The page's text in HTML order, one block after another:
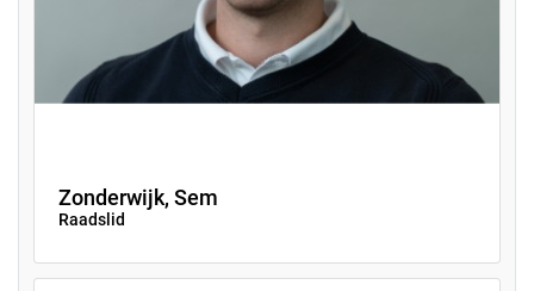
Zonderwijk, Sem
Raadslid